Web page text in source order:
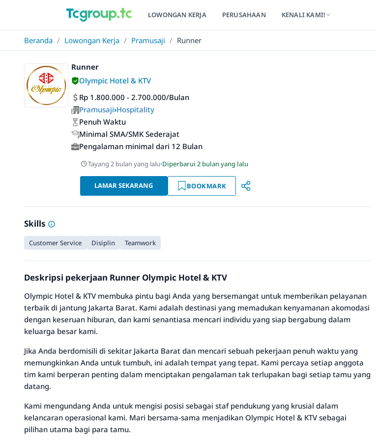
LOWONGAN KERJA PERUSAHAAN KENALI KAMI!
Beranda / Lowongan Kerja / Pramusaji / Runner
Runner
Olympic Hotel & KTV
Rp 1.800.000 - 2.700.000/Bulan
Pramusaji›Hospitality
Penuh Waktu
Minimal SMA/SMK Sederajat
Pengalaman minimal dari 12 Bulan
Tayang 2 bulan yang lalu·Diperbarui 2 bulan yang lalu
LAMAR SEKARANG BOOKMARK
Skills
Customer Service Disiplin Teamwork
Deskripsi pekerjaan Runner Olympic Hotel & KTV
Olympic Hotel & KTV membuka pintu bagi Anda yang bersemangat untuk memberikan pelayanan
terbaik di jantung Jakarta Barat. Kami adalah destinasi yang memadukan kenyamanan akomodasi
dengan keseruan hiburan, dan kami senantiasa mencari individu yang siap bergabung dalam
keluarga besar kami.
Jika Anda berdomisili di sekitar Jakarta Barat dan mencari sebuah pekerjaan penuh waktu yang
memungkinkan Anda untuk tumbuh, ini adalah tempat yang tepat. Kami percaya setiap anggota
tim kami berperan penting dalam menciptakan pengalaman tak terlupakan bagi setiap tamu yang
datang.
Kami mengundang Anda untuk mengisi posisi sebagai staf pendukung yang krusial dalam
kelancaran operasional kami. Mari bersama-sama menjadikan Olympic Hotel & KTV sebagai
pilihan utama bagi para tamu.